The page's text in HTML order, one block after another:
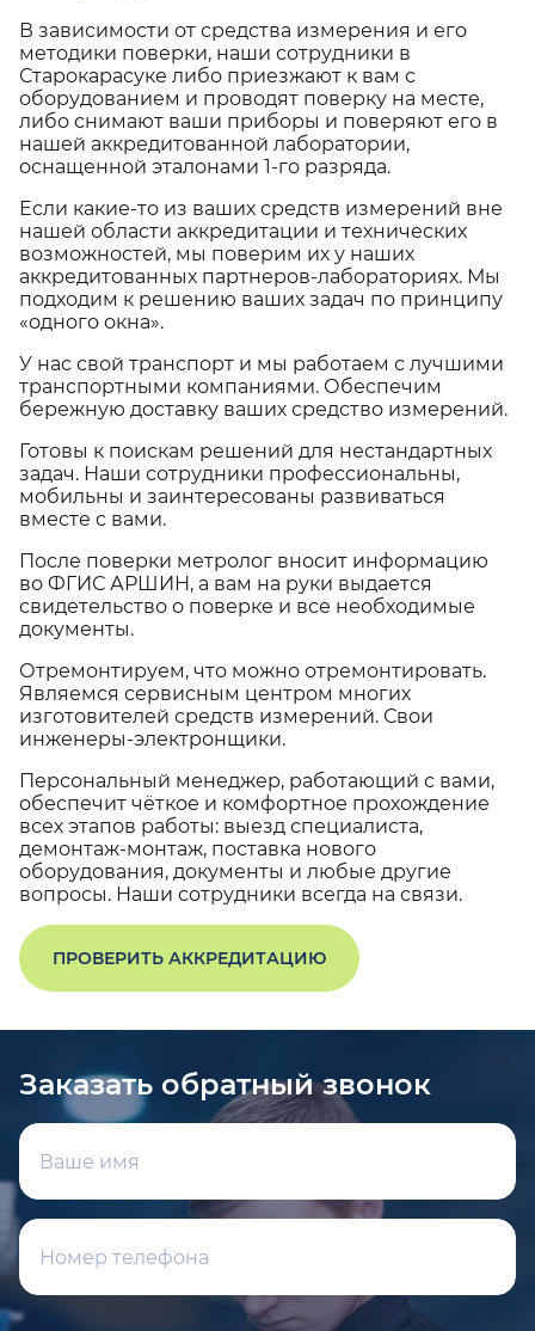
В зависимости от средства измерения и его
методики поверки, наши сотрудники в
Старокарасуке либо приезжают к вам с
оборудованием и проводят поверку на месте,
либо снимают ваши приборы и поверяют его в
нашей аккредитованной лаборатории,
оснащенной эталонами 1-го разряда.
Если какие-то из ваших средств измерений вне
нашей области аккредитации и технических
возможностей, мы поверим их у наших
аккредитованных партнеров-лабораториях. Мы
подходим к решению ваших задач по принципу
«одного окна».
У нас свой транспорт и мы работаем с лучшими
транспортными компаниями. Обеспечим
бережную доставку ваших средство измерений.
Готовы к поискам решений для нестандартных
задач. Наши сотрудники профессиональны,
мобильны и заинтересованы развиваться
вместе с вами.
После поверки метролог вносит информацию
во ФГИС АРШИН, а вам на руки выдается
свидетельство о поверке и все необходимые
документы.
Отремонтируем, что можно отремонтировать.
Являемся сервисным центром многих
изготовителей средств измерений. Свои
инженеры-электронщики.
Персональный менеджер, работающий с вами,
обеспечит чёткое и комфортное прохождение
всех этапов работы: выезд специалиста,
демонтаж-монтаж, поставка нового
оборудования, документы и любые другие
вопросы. Наши сотрудники всегда на связи.
ПРОВЕРИТЬ АККРЕДИТАЦИЮ
Заказать обратный звонок